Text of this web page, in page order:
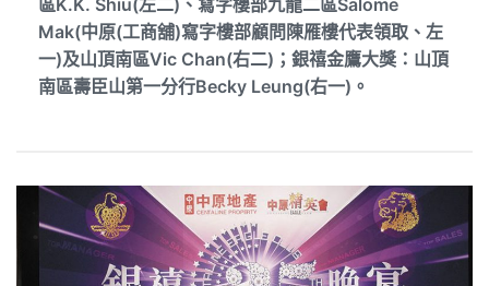
區K.K. Shiu(左二)、寫字樓部九龍二區Salome
Mak(中原(工商舖)寫字樓部顧問陳雁樓代表領取、左
一)及山頂南區Vic Chan(右二)；銀禧金鷹大獎：山頂
南區壽臣山第一分行Becky Leung(右一)。